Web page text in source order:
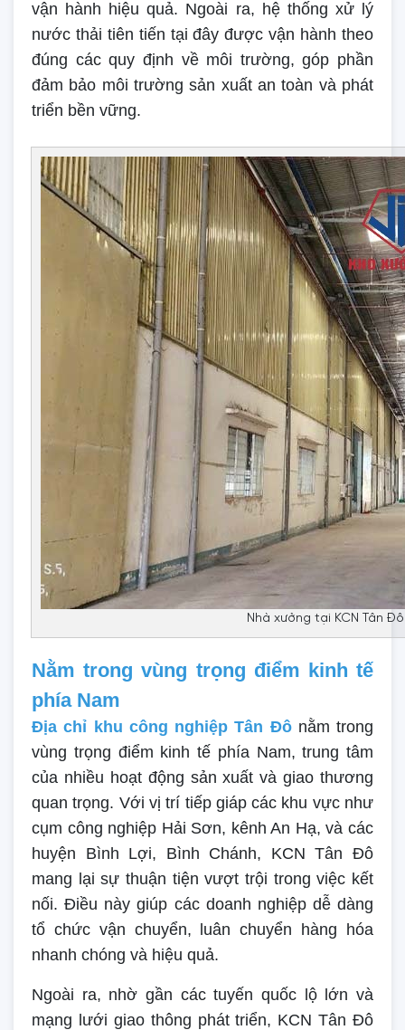
vận hành hiệu quả. Ngoài ra, hệ thống xử lý
nước thải tiên tiến tại đây được vận hành theo
đúng các quy định về môi trường, góp phần
đảm bảo môi trường sản xuất an toàn và phát
triển bền vững.
Nhà xưởng tại KCN Tân
Nằm trong vùng trọng điểm kinh tế
phía Nam
Địa chỉ khu công nghiệp Tân Đônằm trong
vùng trọng điểm kinh tế phía Nam, trung tâm
của nhiều hoạt động sản xuất và giao thương
quan trọng. Với vị trí tiếp giáp các khu vực như
cụm công nghiệp Hải Sơn, kênh An Hạ, và các
huyện Bình Lợi, Bình Chánh, KCN Tân Đô
mang lại sự thuận tiện vượt trội trong việc kết
nối. Điều này giúp các doanh nghiệp dễ dàng
tổ chức vận chuyển, luân chuyển hàng hóa
nhanh chóng và hiệu quả.
Ngoài ra, nhờ gần các tuyến quốc lộ lớn và
mạng lưới giao thông phát triển, KCN Tân Đô